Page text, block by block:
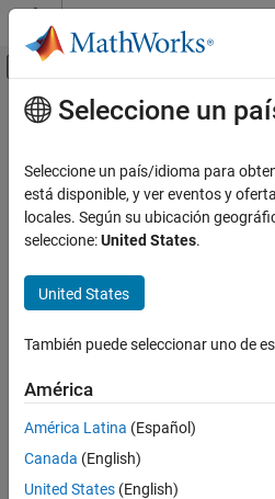
Saltar al contenido
Mostrar/ocultar menú
Inicio de Documentación
Contenido principal
How useful was
Seleccione un
Seleccione un país/idioma para
está disponible, y ver eventos y
locales. Según su ubicación
seleccione:United States.
United States
También puede seleccionar uno de
América
América Latina (Español)
Canada (English)
United States (English)